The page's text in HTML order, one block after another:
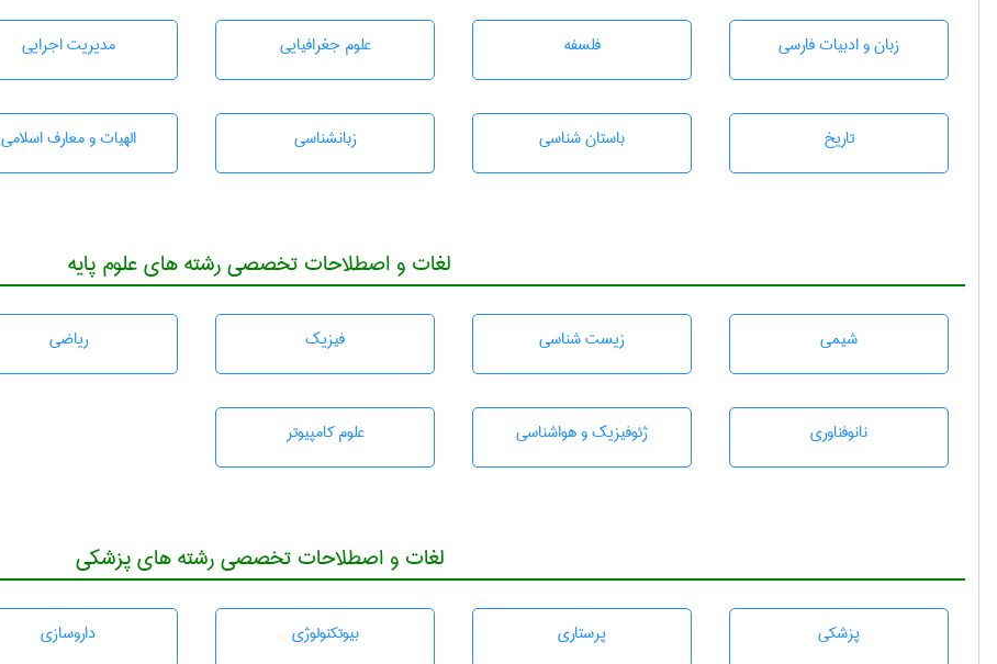
زبان و ادبيات فارسی فلسفه علوم جغرافيايی مديريت اجرايی
تاريخ باستان شناسی زبانشناسی الهیات و معارف اسلامی
لغات و اصطلاحات تخصصی رشته های علوم پایه
شيمی زيست شناسی فیزیک رياضی
نانوفناوری ژئوفيزيك و هواشناسی علوم کامپیوتر
لغات و اصطلاحات تخصصی رشته های پزشکی
پزشكی پرستاری بيوتكنولوژی داروسازی